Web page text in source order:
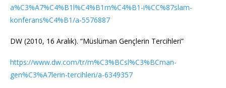
a%C3%A7%C4%B1l%C4%B1m%C4%B1-i%CC%87slam-
konferans%C4%B1/a-5576887
DW (2010, 16 Aralık). “Müslüman Gençlerin Tercihleri”
https://www.dw.com/tr/m%C3%BCsl%C3%BCman-
gen%C3%A7lerin-tercihleri/a-6349357